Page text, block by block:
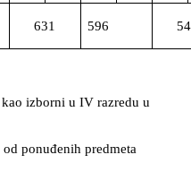
631 596
izborni u IV razredu u
ponuđenih predmeta